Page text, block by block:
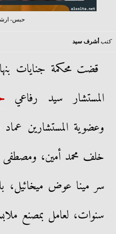
حبس-
كتب أشرف سيد
قضت محكمة جنايات بنها،
المستشار سيد رفاعي
وعضوية المستشارين
خلف محمد أمين، ومصطفى
سنوات، لعامل بمصنع